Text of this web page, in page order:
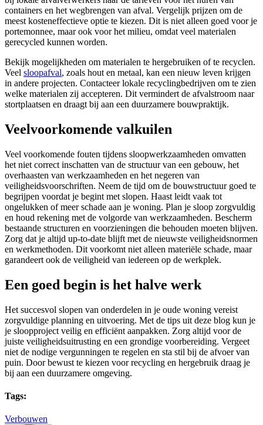
containers en het wegbrengen van afval. Vergelijk prijzen om de
meest kosteneffectieve optie te kiezen. Dit is niet alleen goed voor je
portemonnee, maar ook voor het milieu, omdat veel materialen
gerecycled kunnen worden.
Bekijk mogelijkheden om materialen te hergebruiken of te recyclen.
Veel sloopafval, zoals hout en metaal, kan een nieuw leven krijgen
in andere projecten. Contacteer lokale recyclingbedrijven om te zien
welke materialen zij accepteren. Dit vermindert de afvalstroom naar
stortplaatsen en draagt bij aan een duurzamere bouwpraktijk.
Veelvoorkomende valkuilen
Veel voorkomende fouten tijdens sloopwerkzaamheden omvatten
het niet correct inschatten van de structuur van een gebouw, het
overhaasten van werkzaamheden en het negeren van
veiligheidsvoorschriften. Neem de tijd om de bouwstructuur goed te
begrijpen voordat je begint met slopen. Haast leidt vaak tot
ongelukken of meer schade aan je woning. Plan je sloop zorgvuldig
en houd rekening met de volgorde van werkzaamheden. Bescherm
bestaande structuren en voorzieningen die behouden moeten blijven.
Zorg dat je altijd up-to-date blijft met de nieuwste veiligheidsnormen
en werkmethoden. Dit voorkomt niet alleen materiële schade, maar
garandeert ook de veiligheid van iedereen op de werkplek.
Een goed begin is het halve werk
Het succesvol slopen van onderdelen in je oude woning vereist
zorgvuldige planning en uitvoering. Met de tips uit deze blog kun je
je sloopproject veilig en efficiënt aanpakken. Zorg altijd voor de
juiste veiligheidsuitrusting en een grondige voorbereiding. Vergeet
niet de nodige vergunningen te regelen en sta stil bij de afvoer van
puin. Door bewust te kiezen voor recycling en hergebruik draag je
bij aan een duurzamere omgeving.
Tags:
Verbouwen